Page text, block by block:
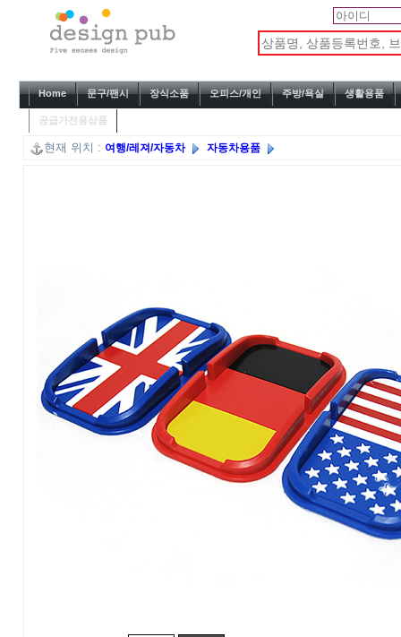
Home 문구/팬시 장식소품 오피스/개인 주방/욕실 생활용품
공급가전용상품
현재 위치 : 여행/레져/자동차 자동차용품